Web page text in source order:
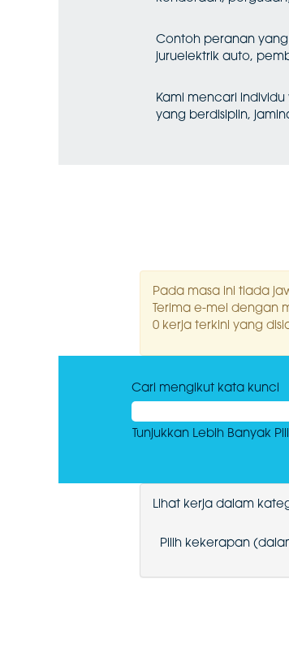
Contoh peranan
juruelektrik auto,
Kami mencari
yang berdisiplin,
Pada masa ini tiada
Terima e-mel dengan
0 kerja terkini yang
Cari mengikut kata kunci
Tunjukkan Lebih Banyak
Lihat kerja dalam
Pilih kekerapan